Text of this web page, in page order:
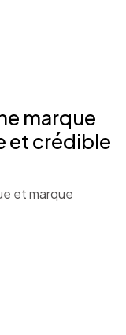
marque
et crédible
et marque